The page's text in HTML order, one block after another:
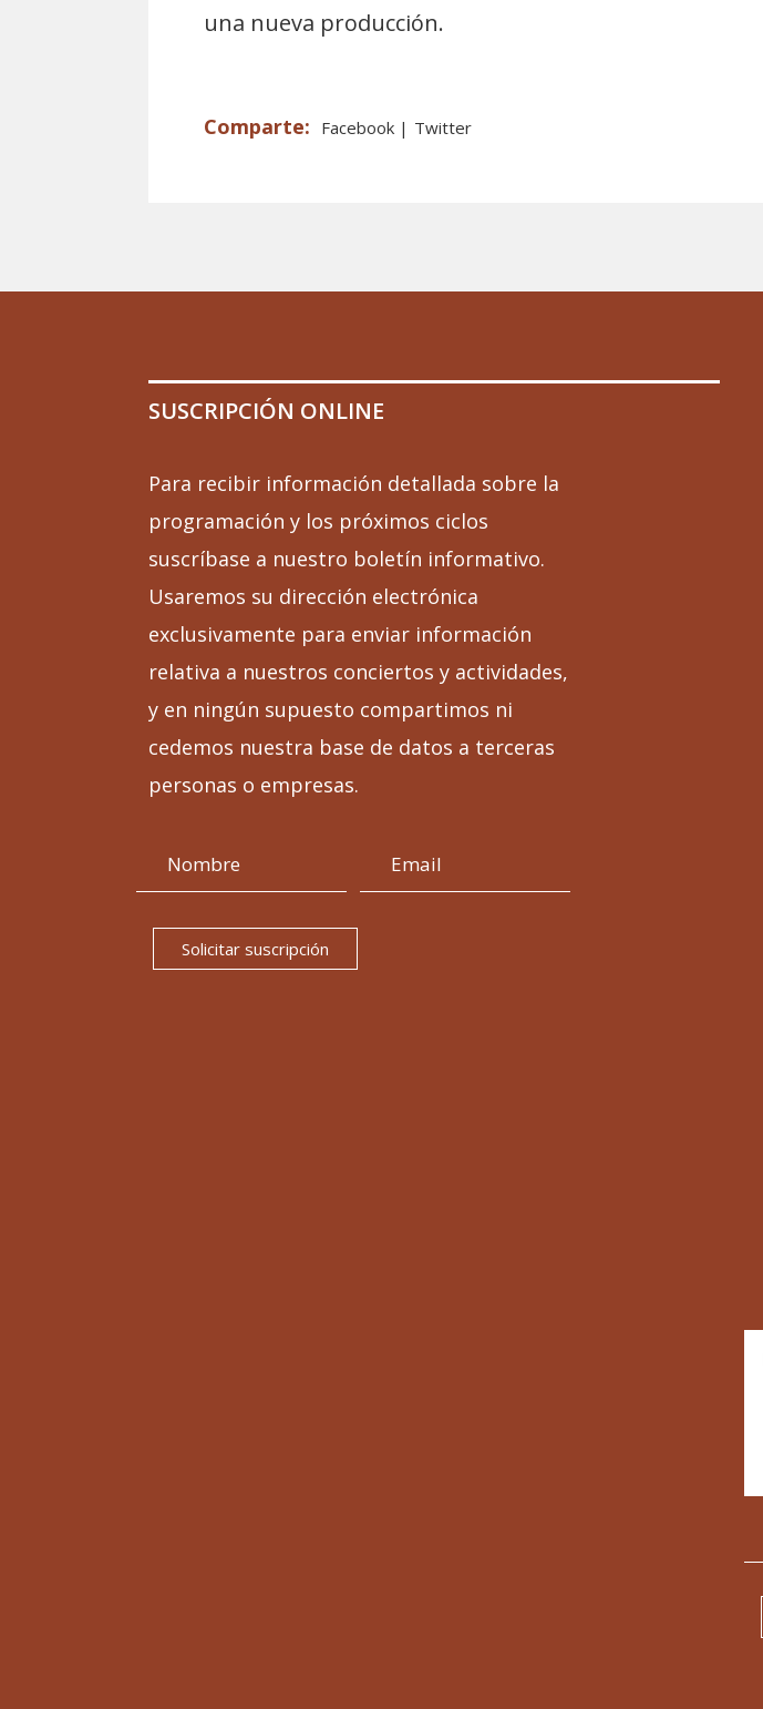
una nueva producción.
Facebook Twitter
SUSCRIPCIÓN ONLINE
Para recibir información detallada sobre la
programación y los próximos ciclos
suscríbase a nuestro boletín informativo.
Usaremos su dirección electrónica
exclusivamente para enviar información
relativa a nuestros conciertos y actividades,
y en ningún supuesto compartimos ni
cedemos nuestra base de datos a terceras
personas o empresas.
Solicitar suscripción